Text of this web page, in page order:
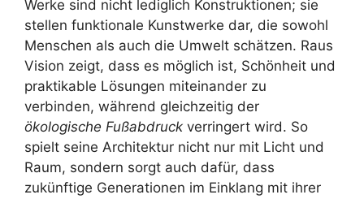
Werke sind nicht lediglich Konstruktionen; sie
stellen funktionale Kunstwerke dar, die sowohl
Menschen als auch die Umwelt schätzen. Raus
Vision zeigt, dass es möglich ist, Schönheit und
praktikable Lösungen miteinander zu
verbinden, während gleichzeitig der
ökologische Fußabdruck verringert wird. So
spielt seine Architektur nicht nur mit Licht und
Raum, sondern sorgt auch dafür, dass
zukünftige Generationen im Einklang mit ihrer